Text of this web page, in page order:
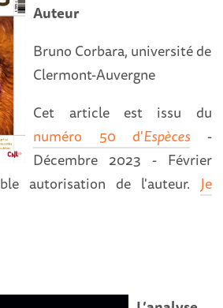
Auteur
Bruno Corbara, université de
Clermont-Auvergne
Cet article est issu du
numéro 50 d'Espèces -
Décembre 2023 - Février
autorisation de l'auteur. Je